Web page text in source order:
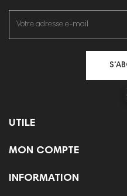
UTILE
MON COMPTE
INFORMATION